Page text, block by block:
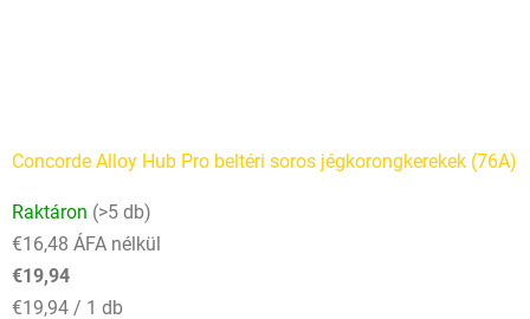
Concorde Alloy Hub Pro beltéri soros jégkorongkerekek (76A)
Raktáron (>5 db)
€16,48 ÁFA nélkül
€19,94
Egységár:
€19,94 / 1 db